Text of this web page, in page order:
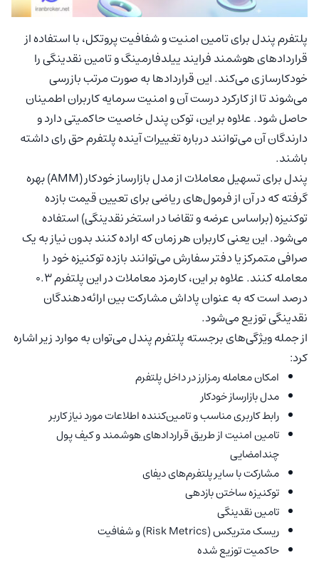
پلتفرم پندل برای تامین امنیت و شفافیت پروتکل، با استفاده از
قراردادهای هوشمند فرایند ییلدفارمینگ و تامین نقدینگی را
خودکارسازی می‌کند. این قراردادها به صورت مرتب بازرسی
می‌شوند تا از کارکرد درست آن و امنیت سرمایه کاربران اطمینان
حاصل شود. علاوه بر این، توکن پندل خاصیت حاکمیتی دارد و
دارندگان آن می‌توانند درباره تغییرات آینده پلتفرم حق رای داشته
باشند.
پندل برای تسهیل معاملات از مدل بازارساز خودکار (AMM) بهره
گرفته که در آن از فرمول‌های ریاضی برای تعیین قیمت بازده
توکنیزه (براساس عرضه و تقاضا در استخر نقدینگی) استفاده
می‌شود. این یعنی کاربران هر زمان که اراده کنند بدون نیاز به یک
صرافی متمرکز یا دفتر سفارش می‌توانند بازده توکنیزه خود را
معامله کنند. علاوه بر این، کارمزد معاملات در این پلتفرم ۰.۳
درصد است که به عنوان پاداش مشارکت بین ارائه‌دهندگان
نقدینگی توزیع می‌شود.
از جمله ویژگی‌های برجسته پلتفرم پندل می‌توان به موارد زیر اشاره
کرد:
امکان معامله رمزارز در داخل پلتفرم
مدل بازارساز خودکار
رابط کاربری مناسب و تامین‌کننده اطلاعات مورد نیاز کاربر
تامین امنیت از طریق قراردادهای هوشمند و کیف پول
چندامضایی
مشارکت با سایر پلتفرم‌های دیفای
توکنیزه ساختن بازدهی
تامین نقدینگی
ریسک متریکس (Risk Metrics) و شفافیت
حاکمیت توزیع شده